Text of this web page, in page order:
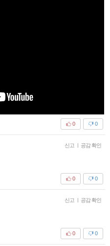
0
0
신고 | 공감 확인
0
0
신고 | 공감 확인
0
0